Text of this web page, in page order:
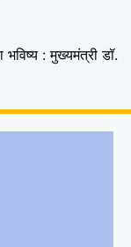
भविष्य : मुख्यमंत्री डॉ.